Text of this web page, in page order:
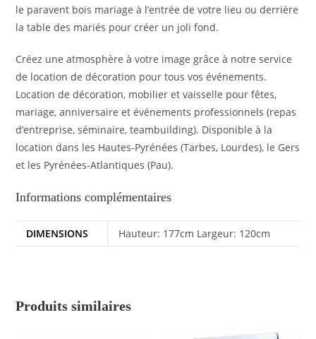
le paravent bois mariage à l’entrée de votre lieu ou derrière
la table des mariés pour créer un joli fond.
Créez une atmosphère à votre image grâce à notre service
de location de décoration pour tous vos événements.
Location de décoration, mobilier et vaisselle pour fêtes,
mariage, anniversaire et événements professionnels (repas
d’entreprise, séminaire, teambuilding). Disponible à la
location dans les Hautes-Pyrénées (Tarbes, Lourdes), le Gers
et les Pyrénées-Atlantiques (Pau).
Informations complémentaires
DIMENSIONS Hauteur: 177cm Largeur: 120cm
Produits similaires